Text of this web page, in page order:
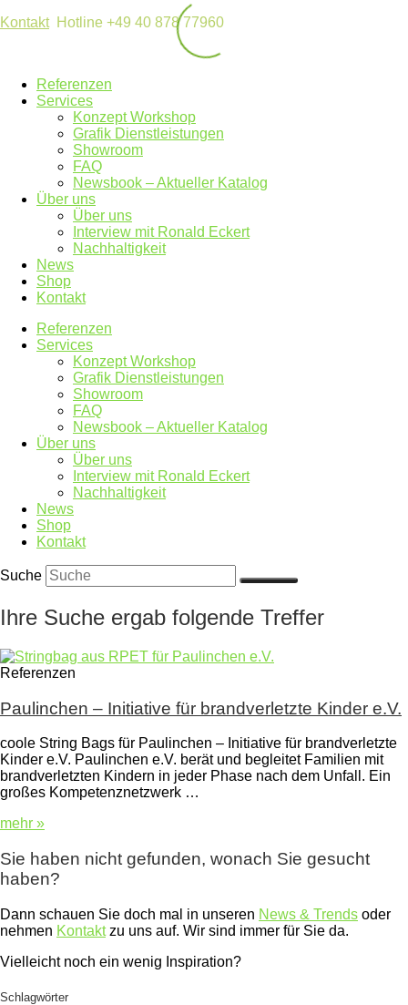
KontaktHotline +49 40 878 77960
Referenzen
Services
Konzept Workshop
Grafik Dienstleistungen
Showroom
FAQ
Newsbook – Aktueller Katalog
Über uns
Über uns
Interview mit Ronald Eckert
Nachhaltigkeit
News
Shop
Kontakt
Referenzen
Services
Konzept Workshop
Grafik Dienstleistungen
Showroom
FAQ
Newsbook – Aktueller Katalog
Über uns
Über uns
Interview mit Ronald Eckert
Nachhaltigkeit
News
Shop
Kontakt
Suche
Ihre Suche ergab folgende Treffer
Referenzen
Paulinchen – Initiative für brandverletzte Kinder e.V.
coole String Bags für Paulinchen – Initiative für brandverletzte
Kinder e.V. Paulinchen e.V. berät und begleitet Familien mit
brandverletzten Kindern in jeder Phase nach dem Unfall. Ein
großes Kompetenznetzwerk …
mehr »
Sie haben nicht gefunden, wonach Sie gesucht
haben?
Dann schauen Sie doch mal in unseren News & Trends oder
nehmen Kontaktzu uns auf. Wir sind immer für Sie da.
Vielleicht noch ein wenig Inspiration?
Schlagwörter